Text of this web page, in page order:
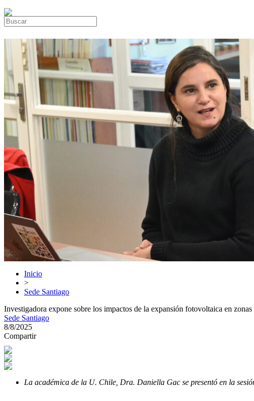
Inicio
>
Sede Santiago
Investigadora expone sobre los impactos de la expansión fotovoltaica en zonas
Sede Santiago
8/8/2025
Compartir
La académica de la U. Chile, Dra. Daniella Gac se presentó en la